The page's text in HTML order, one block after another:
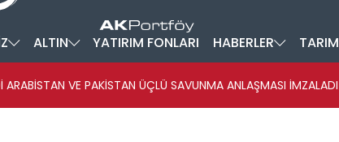
ALTIN YATIRIM FONLARI HABERLER TARIM
ARABİSTAN VE PAKİSTAN ÜÇLÜ SAVUNMA ANLAŞMASI İMZALADI